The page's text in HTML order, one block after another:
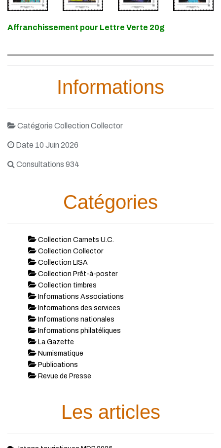
Affranchissement pour Lettre Verte 20g
Informations
Catégorie Collection Collector
Date 10 Juin 2026
Consultations 934
Catégories
Collection Carnets U.C.
Collection Collector
Collection LISA
Collection Prêt-à-poster
Collection timbres
Informations Associations
Informations des services
Informations nationales
Informations philatéliques
La Gazette
Numismatique
Publications
Revue de Presse
Les articles